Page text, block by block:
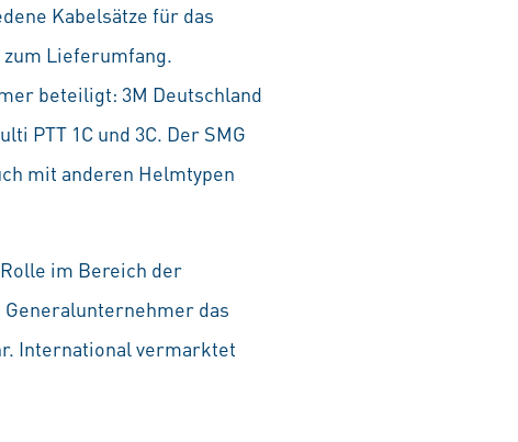
Kabelsätze für das
Lieferumfang.
beteiligt: 3M Deutschland
PTT 1C und 3C. Der SMG
mit anderen Helmtypen
im Bereich der
das
International vermarktet